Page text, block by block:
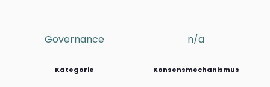
Governance
Kategorie
n/a
Konsensmechanismus